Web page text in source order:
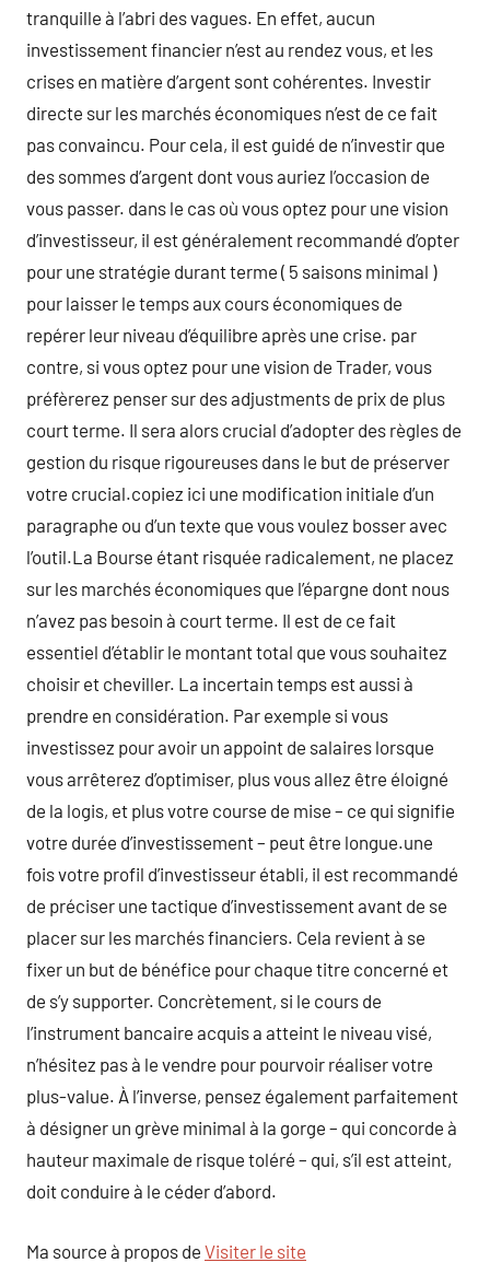
tranquille à l’abri des vagues. En effet, aucun
investissement financier n’est au rendez vous, et les
crises en matière d’argent sont cohérentes. Investir
directe sur les marchés économiques n’est de ce fait
pas convaincu. Pour cela, il est guidé de n’investir que
des sommes d’argent dont vous auriez l’occasion de
vous passer. dans le cas où vous optez pour une vision
d’investisseur, il est généralement recommandé d’opter
pour une stratégie durant terme ( 5 saisons minimal )
pour laisser le temps aux cours économiques de
repérer leur niveau d’équilibre après une crise. par
contre, si vous optez pour une vision de Trader, vous
préfèrerez penser sur des adjustments de prix de plus
court terme. Il sera alors crucial d’adopter des règles de
gestion du risque rigoureuses dans le but de préserver
votre crucial.copiez ici une modification initiale d’un
paragraphe ou d’un texte que vous voulez bosser avec
l’outil.La Bourse étant risquée radicalement, ne placez
sur les marchés économiques que l’épargne dont nous
n’avez pas besoin à court terme. Il est de ce fait
essentiel d’établir le montant total que vous souhaitez
choisir et cheviller. La incertain temps est aussi à
prendre en considération. Par exemple si vous
investissez pour avoir un appoint de salaires lorsque
vous arrêterez d’optimiser, plus vous allez être éloigné
de la logis, et plus votre course de mise – ce qui signifie
votre durée d’investissement – peut être longue.une
fois votre profil d’investisseur établi, il est recommandé
de préciser une tactique d’investissement avant de se
placer sur les marchés financiers. Cela revient à se
fixer un but de bénéfice pour chaque titre concerné et
de s’y supporter. Concrètement, si le cours de
l’instrument bancaire acquis a atteint le niveau visé,
n’hésitez pas à le vendre pour pourvoir réaliser votre
plus-value. À l’inverse, pensez également parfaitement
à désigner un grève minimal à la gorge – qui concorde à
hauteur maximale de risque toléré – qui, s’il est atteint,
doit conduire à le céder d’abord.
Ma source à propos de Visiter le site